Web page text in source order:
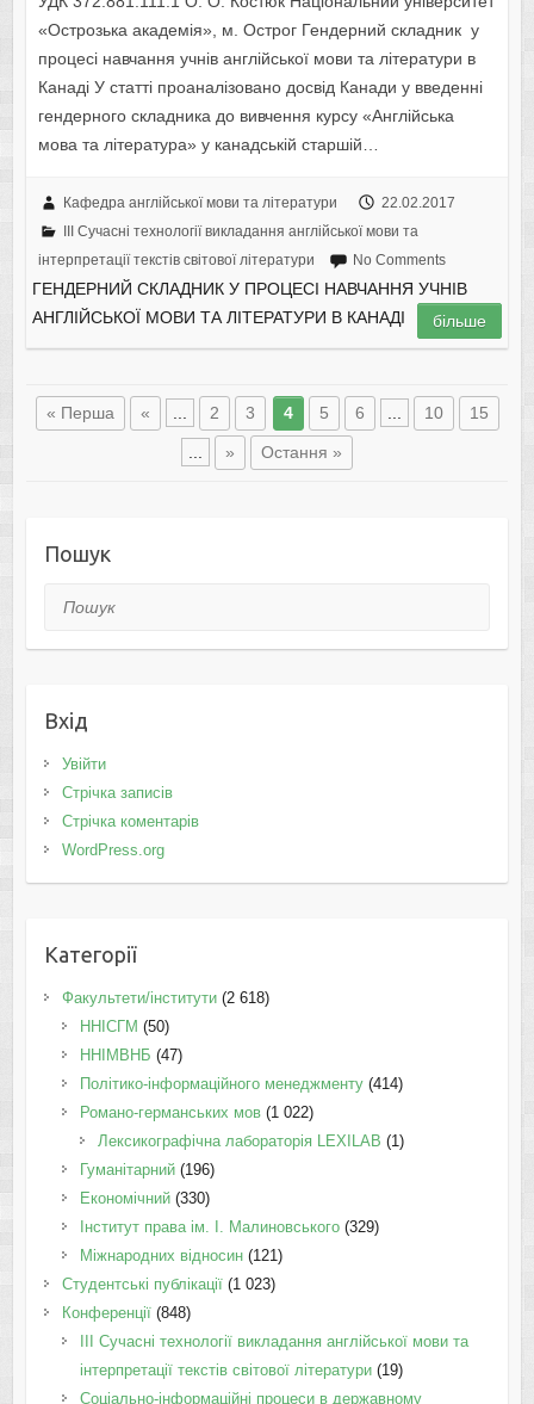
«Острозька академія», м. Острог Гендерний складник у
процесі навчання учнів англійської мови та літератури в
Канаді У статті проаналізовано досвід Канади у введенні
гендерного складника до вивчення курсу «Англійська
мова та література» у канадській старшій…
Кафедра англійської мови та літератури
22.02.2017
III Сучасні технології викладання англійської мови та
інтерпретації текстів світової літератури
No Comments
ГЕНДЕРНИЙ СКЛАДНИК У ПРОЦЕСІ НАВЧАННЯ УЧНІВ
АНГЛІЙСЬКОЇ МОВИ ТА ЛІТЕРАТУРИ В КАНАДІ
більше
« Перша « 2 3 4 5 6 10 15
» Остання »
Пошук
Пошук
Вхід
Увійти
Стрічка записів
Стрічка коментарів
WordPress.org
Категорії
Факультети/інститути(2 618)
ННІСГМ (50)
ННІМВНБ (47)
Політико-інформаційного менеджменту(414)
Романо-германських мов(1 022)
Лексикографічна лабораторія LEXILAB (1)
Гуманітарний(196)
Економічний(330)
Інститут права ім. І. Малиновського(329)
Міжнародних відносин(121)
Студентські публікації(1 023)
Конференції(848)
III Сучасні технології викладання англійської мови та
інтерпретації текстів світової літератури(19)
Соціально-інформаційні процеси в державному